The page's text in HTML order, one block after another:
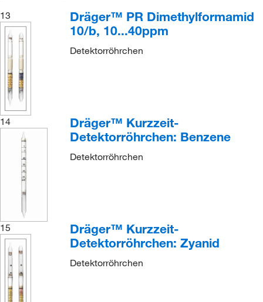
13
Dräger™ PR Dimethylformamid
10/b, 10...40ppm
Detektorröhrchen
14
Dräger™ Kurzzeit-
Detektorröhrchen: Benzene
Detektorröhrchen
15
Dräger™ Kurzzeit-
Detektorröhrchen: Zyanid
Detektorröhrchen